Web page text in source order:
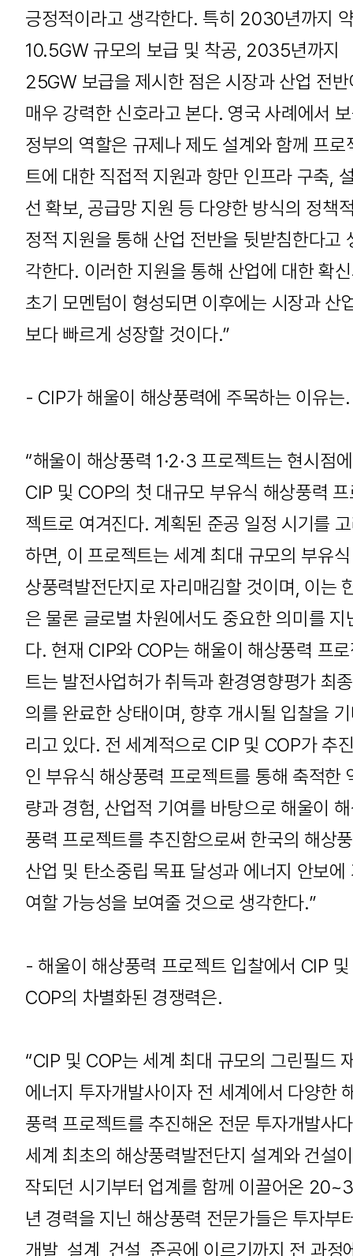
긍정적이라고 생각한다. 특히 2030년까지
10.5GW 규모의 보급 및 착공, 2035년까지
25GW 보급을 제시한 점은 시장과 산업 전반
매우 강력한 신호라고 본다. 영국 사례에서
정부의 역할은 규제나 제도 설계와 함께 프로
트에 대한 직접적 지원과 항만 인프라 구축,
선 확보, 공급망 지원 등 다양한 방식의 정책
정적 지원을 통해 산업 전반을 뒷받침한다고
각한다. 이러한 지원을 통해 산업에 대한 확
초기 모멘텀이 형성되면 이후에는 시장과 산
보다 빠르게 성장할 것이다.”
- CIP가 해울이 해상풍력에 주목하는 이유는.
“해울이 해상풍력 1·2·3 프로젝트는 현시점
CIP 및 COP의 첫 대규모 부유식 해상풍력
젝트로 여겨진다. 계획된 준공 일정 시기를
하면, 이 프로젝트는 세계 최대 규모의 부유
상풍력발전단지로 자리매김할 것이며, 이는
은 물론 글로벌 차원에서도 중요한 의미를 지
다. 현재 CIP와 COP는 해울이 해상풍력 프
트는 발전사업허가 취득과 환경영향평가 최
의를 완료한 상태이며, 향후 개시될 입찰을
리고 있다. 전 세계적으로 CIP 및 COP가 추
인 부유식 해상풍력 프로젝트를 통해 축적한
량과 경험, 산업적 기여를 바탕으로 해울이
풍력 프로젝트를 추진함으로써 한국의 해상
산업 및 탄소중립 목표 달성과 에너지 안보에
여할 가능성을 보여줄 것으로 생각한다.”
- 해울이 해상풍력 프로젝트 입찰에서 CIP 및
COP의 차별화된 경쟁력은.
“CIP 및 COP는 세계 최대 규모의 그린필드
에너지 투자개발사이자 전 세계에서 다양한
풍력 프로젝트를 추진해온 전문 투자개발사
세계 최초의 해상풍력발전단지 설계와 건설
작되던 시기부터 업계를 함께 이끌어온
년 경력을 지닌 해상풍력 전문가들은 투자부
개발, 설계, 건설, 준공에 이르기까지 전 과정